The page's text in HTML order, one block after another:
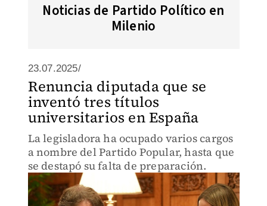
Noticias de Partido Político en
Milenio
23.07.2025/
Renuncia diputada que se
inventó tres títulos
universitarios en España
La legisladora ha ocupado varios cargos
a nombre del Partido Popular, hasta que
se destapó su falta de preparación.